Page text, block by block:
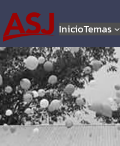
InicioTemas